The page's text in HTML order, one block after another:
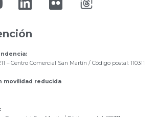
– Centro Comercial San Martín / Código postal: 110311
movilidad reducida